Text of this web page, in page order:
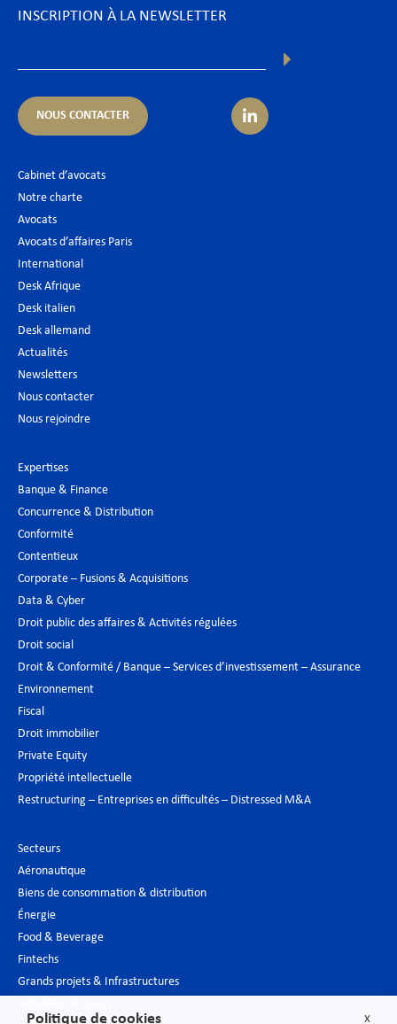
INSCRIPTION À LA NEWSLETTER
NOUS CONTACTER
Cabinet d’avocats
Notre charte
Avocats
Avocats d’affaires Paris
International
Desk Afrique
Desk italien
Desk allemand
Actualités
Newsletters
Nous contacter
Nous rejoindre
Expertises
Banque & Finance
Concurrence & Distribution
Conformité
Contentieux
Corporate – Fusions & Acquisitions
Data & Cyber
Droit public des affaires & Activités régulées
Droit social
Droit & Conformité / Banque – Services d’investissement – Assurance
Environnement
Fiscal
Droit immobilier
Private Equity
Propriété intellectuelle
Restructuring – Entreprises en difficultés – Distressed M&A
Secteurs
Aéronautique
Biens de consommation & distribution
Énergie
Food & Beverage
Fintechs
Grands projets & Infrastructures
X
Politique de cookies